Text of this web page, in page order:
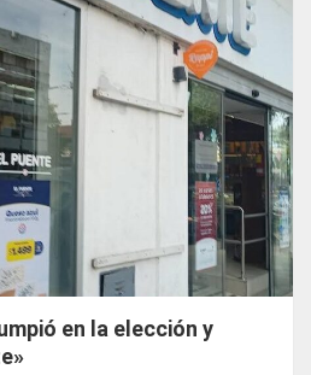
en la elección y